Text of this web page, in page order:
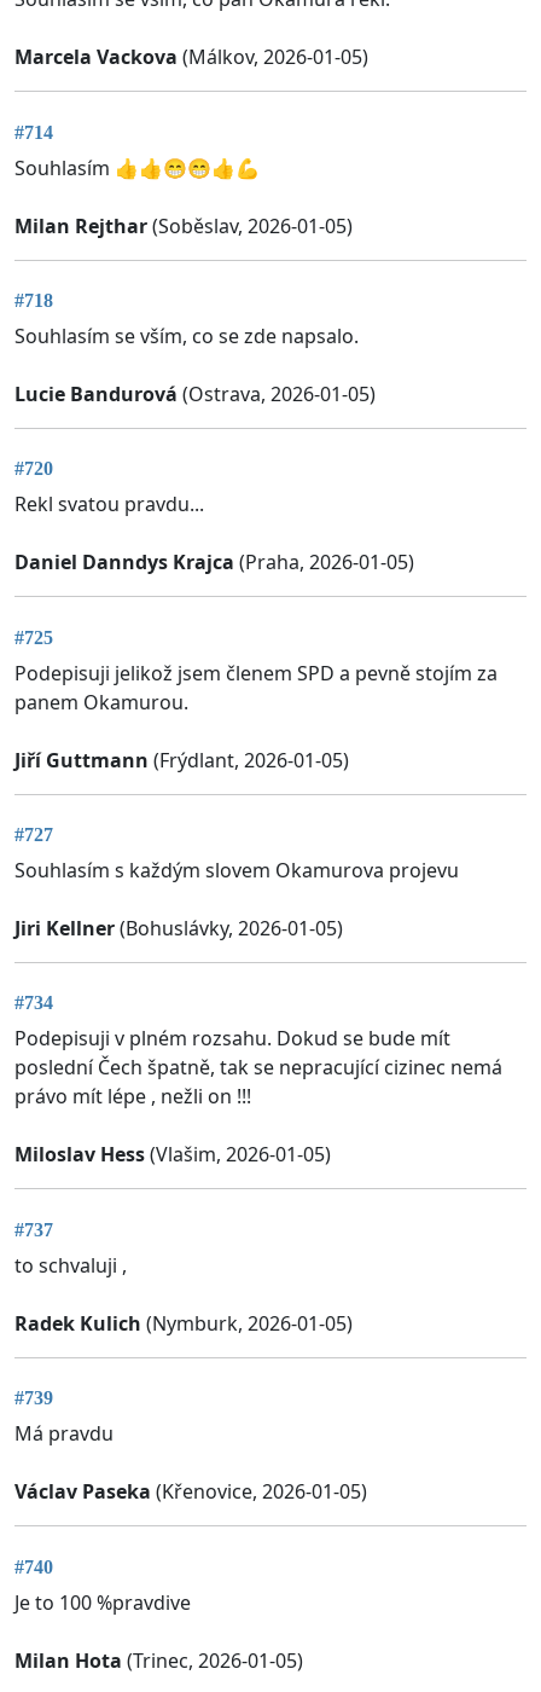
Marcela Vackova (Málkov, 2026-01-05)
#714
Souhlasím 👍👍😁😁👍💪
Milan Rejthar(Soběslav, 2026-01-05)
#718
Souhlasím se vším, co se zde napsalo.
Lucie Bandurová (Ostrava, 2026-01-05)
#720
Rekl svatou pravdu...
Daniel Danndys Krajca (Praha, 2026-01-05)
#725
Podepisuji jelikož jsem členem SPD a pevně stojím za
panem Okamurou.
Jiří Guttmann (Frýdlant, 2026-01-05)
#727
Souhlasím s každým slovem Okamurova projevu
Jiri Kellner(Bohuslávky, 2026-01-05)
#734
Podepisuji v plném rozsahu. Dokud se bude mít
poslední Čech špatně, tak se nepracující cizinec nemá
právo mít lépe , nežli on !!!
Miloslav Hess(Vlašim, 2026-01-05)
#737
to schvaluji ,
Radek Kulich (Nymburk, 2026-01-05)
#739
Má pravdu
Václav Paseka (Křenovice, 2026-01-05)
#740
Je to 100 %pravdive
Milan Hota (Trinec, 2026-01-05)